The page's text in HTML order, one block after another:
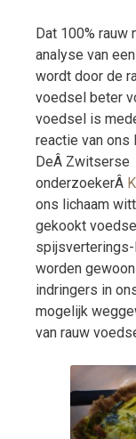
Dat 100% rauw
analyse van
wordt door de
voedsel beter
voedsel is
reactie van ons
DeÂ Zwitserse
onderzoekerÂ
ons lichaam
gekookt
worden
indringers in
mogelijk
van rauw